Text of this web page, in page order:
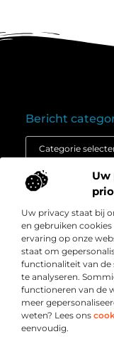
Uw
Uw privacy staat bij
en gebruiken
ervaring op onze
staat om
functionaliteit van de
te analyseren.
functioneren van de
meer
weten? Lees ons
eenvoudig.
Over
Bedrijf
” Het platform
conversieboosts “
Duik in
inspirerende
niveau tillen.
bron voor
Onze
Bericht